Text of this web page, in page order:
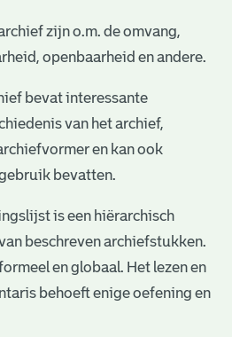
zijn o.m. de omvang,
openbaarheid en andere.
bevat interessante
van het archief,
en kan ook
bevatten.
is een hiërarchisch
beschreven archiefstukken.
en globaal. Het lezen en
behoeft enige oefening en